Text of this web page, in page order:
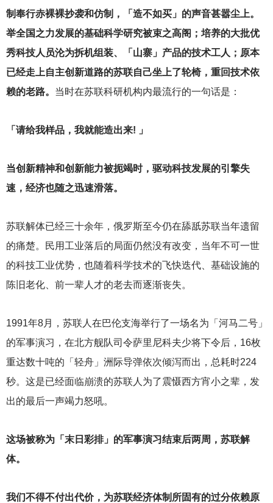
制奉行赤裸裸抄袭和仿制，「造不如买」的声音甚嚣尘上。
举全国之力发展的基础科学研究被束之高阁；培养的大批优
秀科技人员沦为拆机组装、「山寨」产品的技术工人；原本
已经走上自主创新道路的苏联自己坐上了轮椅，重回技术依
赖的老路。 当时在苏联科研机构内最流行的一句话是：
「请给我样品，我就能造出来! 」
当创新精神和创新能力被扼竭时，驱动科技发展的引擎失
速，经济也随之迅速滑落。
苏联解体已经三十余年，俄罗斯至今仍在舔舐苏联当年遗留
的痛楚。民用工业落后的局面仍然没有改变，当年不可一世
的科技工业优势，也随着科学技术的飞快迭代、基础设施的
陈旧老化、前一辈人才的老去而逐渐丧失。
1991年8月，苏联人在巴伦支海举行了一场名为「河马二号」
的军事演习，在北方舰队司令萨里尼科夫少将下令后，16枚
重达数十吨的「轻舟」洲际导弹依次倾泻而出，总耗时224
秒。这是已经面临崩溃的苏联人为了震慑西方宵小之辈，发
出的最后一声竭力怒吼。
这场被称为「末日彩排」的军事演习结束后两周，苏联解
体。
我们不得不付出代价，为苏联经济体制所固有的过分依赖原